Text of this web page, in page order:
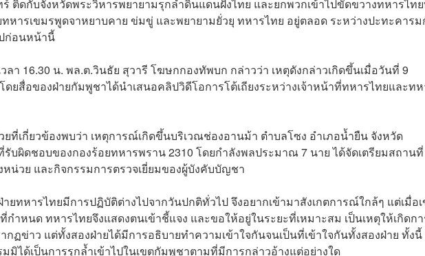
ติดกับจังหวัดพระวิหารพยายามรุกล้ำดินแดนฝั่งไทย และยกพวกเข้าไปขัดขวางทหารไท
หารเขมรพูดจาหยาบคาย ข่มขู่ และพยายามยั่วยุ ทหารไทย อยู่ตลอด ระหว่างปะทะคาร
ก่อนหน้านี้
ลา 16.30 น. พล.ต.วินธัย สุวารี โฆษกกองทัพบก กล่าวว่า เหตุดังกล่าวเกิดขึ้นเมื่อวันที่ 9
ดยสื่อของฝ่ายกัมพูชาได้นำเสนอคลิปวิดีโอการโต้เถียงระหว่างเจ้าหน้าที่ทหารไทยและท
ที่เกี่ยวข้องพบว่า เหตุการณ์เกิดขึ้นบริเวณช่องอานม้า ตำบลโซง อำเภอน้ำยืน จังหวัด
บผิดชอบของกองร้อยทหารพราน 2310 โดยกำลังพลประมาณ 7 นาย ได้จัดเตรียมสถานที่
น่วย และกิจกรรมการตรวจเยี่ยมของผู้บังคับบัญชา
ยทหารไทยมีการปฏิบัติต่างไปจากวันปกติทั่วไป จึงอยากเข้ามาสังเกตการณ์ใกล้ๆ แต่เมื่อ
ำหนด ทหารไทยจึงแสดงตนเข้าชี้แจง และขอให้อยู่ในระยะที่เหมาะสม เป็นเหตุให้เกิดก
กฏข่าว แต่ทั้งสองฝ่ายได้มีการอธิบายทำความเข้าใจกันจนเป็นที่เข้าใจกันทั้งสองฝ่าย ทั้งนี้
มิได้เป็นการรุกล้ำเข้าไปในเขตกัมพูชาตามที่มีการกล่าวอ้างแต่อย่างใด